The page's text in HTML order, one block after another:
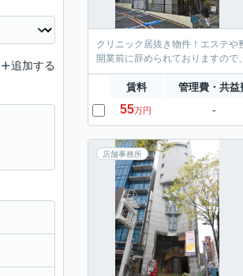
クリニック居抜き物件！エステや
開業前に辞められておりますので
賃料 管理費・共益
55万円 -
店舗事務所
追加する